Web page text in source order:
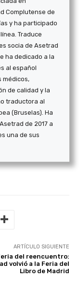
Complutense de
y ha participado
Traduce
socia de Asetrad
ha dedicado a la
al español
médicos,
de calidad y la
traductora al
(Bruselas). Ha
de 2017 a
una de sus
ARTÍCULO SIGUIENTE
del reencuentro:
volvió a la Feria del
Libro de Madrid